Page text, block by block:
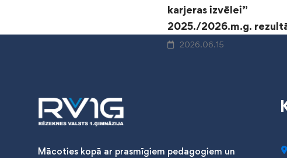
karjeras izvēlei”
2025./2026.m.g.
2026.06.15
Mācoties kopā ar prasmīgiem pedagogiem un